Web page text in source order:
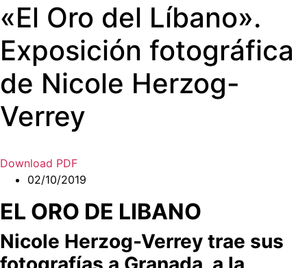
«El Oro del Líbano».
Exposición fotográfica
de Nicole Herzog-
Verrey
Download PDF
02/10/2019
EL ORO DE LIBANO
Nicole Herzog-Verrey trae sus